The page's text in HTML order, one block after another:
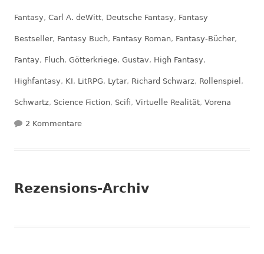
Fantasy, Carl A. deWitt, Deutsche Fantasy, Fantasy
Bestseller, Fantasy Buch, Fantasy Roman, Fantasy-Bücher,
Fantay, Fluch, Götterkriege, Gustav, High Fantasy,
Highfantasy, KI, LitRPG, Lytar, Richard Schwarz, Rollenspiel ,
Schwartz, Science Fiction, Scifi, Virtuelle Realität, Vorena
2 Kommentarezu Rezension: Fluchbrecher – Die Eisraben-
Rezensions-Archiv